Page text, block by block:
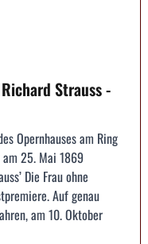
Strauss -
Opernhauses am Ring
25. Mai 1869
Die Frau ohne
Auf genau
am 10. Oktober